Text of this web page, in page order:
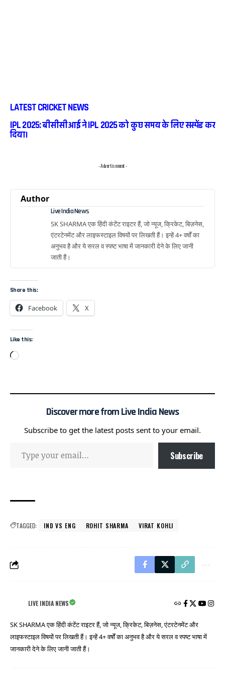
LATEST CRICKET NEWS
IPL 2025: बीसीसीआई ने IPL 2025 को कुछ समय के लिए सस्पेंड कर
दिया।
- Advertisement -
Author
Live India News
SK SHARMA एक हिंदी कंटेंट राइटर हैं, जो न्यूज, क्रिकेट, बिज़नेस,
एंटरटेनमेंट और लाइफस्टाइल विषयों पर लिखती हैं। इन्हें 4+ वर्षों का
अनुभव है और ये सरल व स्पष्ट भाषा में जानकारी देने के लिए जानी
जाती हैं।
Share this:
Facebook X
Like this:
Discover more from Live India News
Subscribe to get the latest posts sent to your email.
Subscribe
TAGGED: IND VS ENG ROHIT SHARMA VIRAT KOHLI
LIVE INDIA NEWS
SK SHARMA एक हिंदी कंटेंट राइटर हैं, जो न्यूज, क्रिकेट, बिज़नेस, एंटरटेनमेंट और
लाइफस्टाइल विषयों पर लिखती हैं। इन्हें 4+ वर्षों का अनुभव है और ये सरल व स्पष्ट भाषा में
जानकारी देने के लिए जानी जाती हैं।